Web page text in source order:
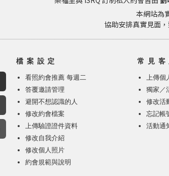
本網站為
協助安排真實見面
檔 案 設 定
看照約會推薦 每週二
答覆邀請管理
避開不想認識的人
修改約會檔案
上傳驗證證件資料
修改自我介紹
修改個人照片
約會規範與說明
常 見 客
上傳個
獨家／
修改活
忘記帳
活動通